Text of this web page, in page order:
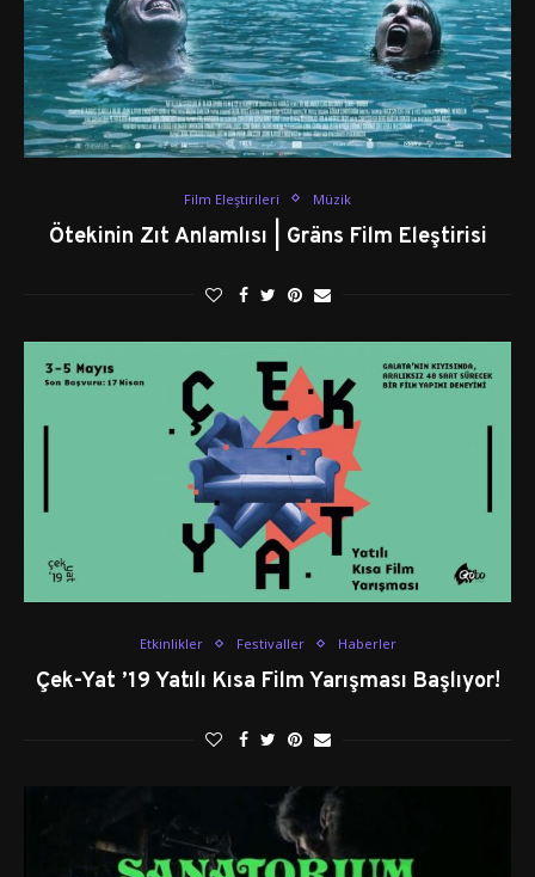
Film Eleştirileri Müzik
Ötekinin Zıt Anlamlısı | Gräns Film Eleştirisi
Etkinlikler Festivaller Haberler
Çek-Yat ’19 Yatılı Kısa Film Yarışması Başlıyor!